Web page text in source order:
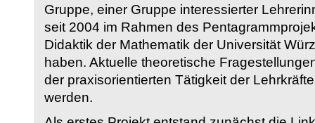
Gruppe, einer Gruppe interessierter
seit 2004 im Rahmen des
Didaktik der Mathematik der Universität
haben. Aktuelle theoretische
der praxisorientierten Tätigkeit der
werden.